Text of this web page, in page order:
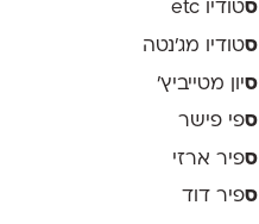
סטודיו etc
סטודיו מג'נטה
סיון מטייביץ׳
ספי פישר
ספיר ארזי
ספיר דוד